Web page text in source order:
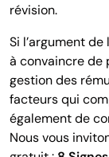
révision.
Si l’argument
à convaincre de
gestion des
facteurs qui
également de
Nous vous